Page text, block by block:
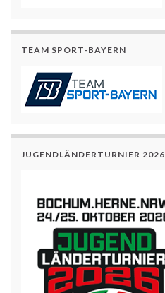
TEAM SPORT-BAYERN
JUGENDLÄNDERTURNIER 2026